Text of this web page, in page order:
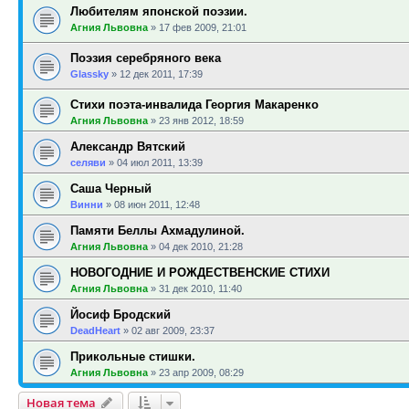
Любителям японской поэзии.
Агния Львовна » 17 фев 2009, 21:01
Поэзия серебряного века
Glassky » 12 дек 2011, 17:39
Стихи поэта-инвалида Георгия Макаренко
Агния Львовна » 23 янв 2012, 18:59
Александр Вятский
селяви » 04 июл 2011, 13:39
Саша Черный
Винни » 08 июн 2011, 12:48
Памяти Беллы Ахмадулиной.
Агния Львовна » 04 дек 2010, 21:28
НОВОГОДНИЕ И РОЖДЕСТВЕНСКИЕ СТИХИ
Агния Львовна » 31 дек 2010, 11:40
Йосиф Бродский
DeadHeart » 02 авг 2009, 23:37
Прикольные стишки.
Агния Львовна » 23 апр 2009, 08:29
Новая тема